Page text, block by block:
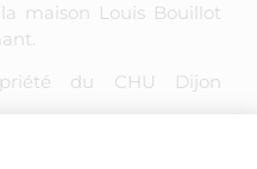
maison Louis Bouillot
du CHU Dijon